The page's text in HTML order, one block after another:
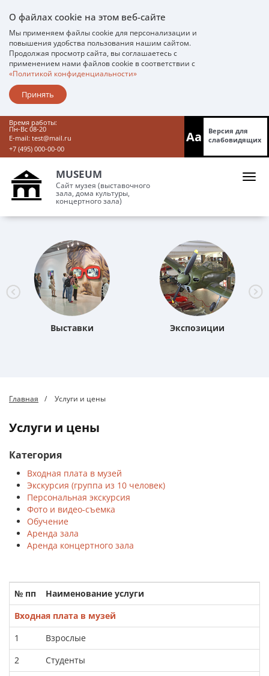
О файлах cookie на этом веб-сайте
Мы применяем файлы cookie для персонализации и
повышения удобства пользования нашим сайтом.
Продолжая просмотр сайта, вы соглашаетесь с
применением нами файлов cookie в соответствии с
«Политикой конфиденциальности»
Принять
Время работы:
Пн-Вс 08-20
E-mail: test@mail.ru
+7 (495) 000-00-00
Aa
Версия для
слабовидящих
MUSEUM
Сайт музея (выставочного
зала, дома культуры,
концертного зала)
Выставки Экспозиции
Главная Услуги и цены
Услуги и цены
Категория
Входная плата в музей
Экскурсия (группа из 10 человек)
Персональная экскурсия
Фото и видео-съемка
Обучение
Аренда зала
Аренда концертного зала
№ пп
Наименование услуги
Входная плата в музей
1
Взрослые
2
Студенты